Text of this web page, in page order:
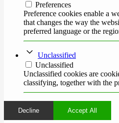
Preferences
Preference cookies enable a
that changes the way the
preferred language or the
Unclassified
Unclassified
Unclassified cookies are
classifying, together with the
Decline Accept All